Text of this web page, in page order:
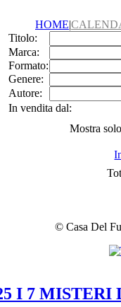
HOME|
Titolo:
Marca:
Formato:
Genere:
Autore:
In vendita dal:
Mostra
© Casa Del
I 7